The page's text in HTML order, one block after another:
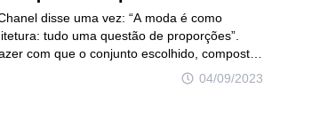
04/09/2023
disse uma vez: “A moda é como
tudo uma questão de proporções”.
com que o conjunto escolhido, composto
sapatos e joias, pareça harmonioso
distorça a silhueta, você deve seguir